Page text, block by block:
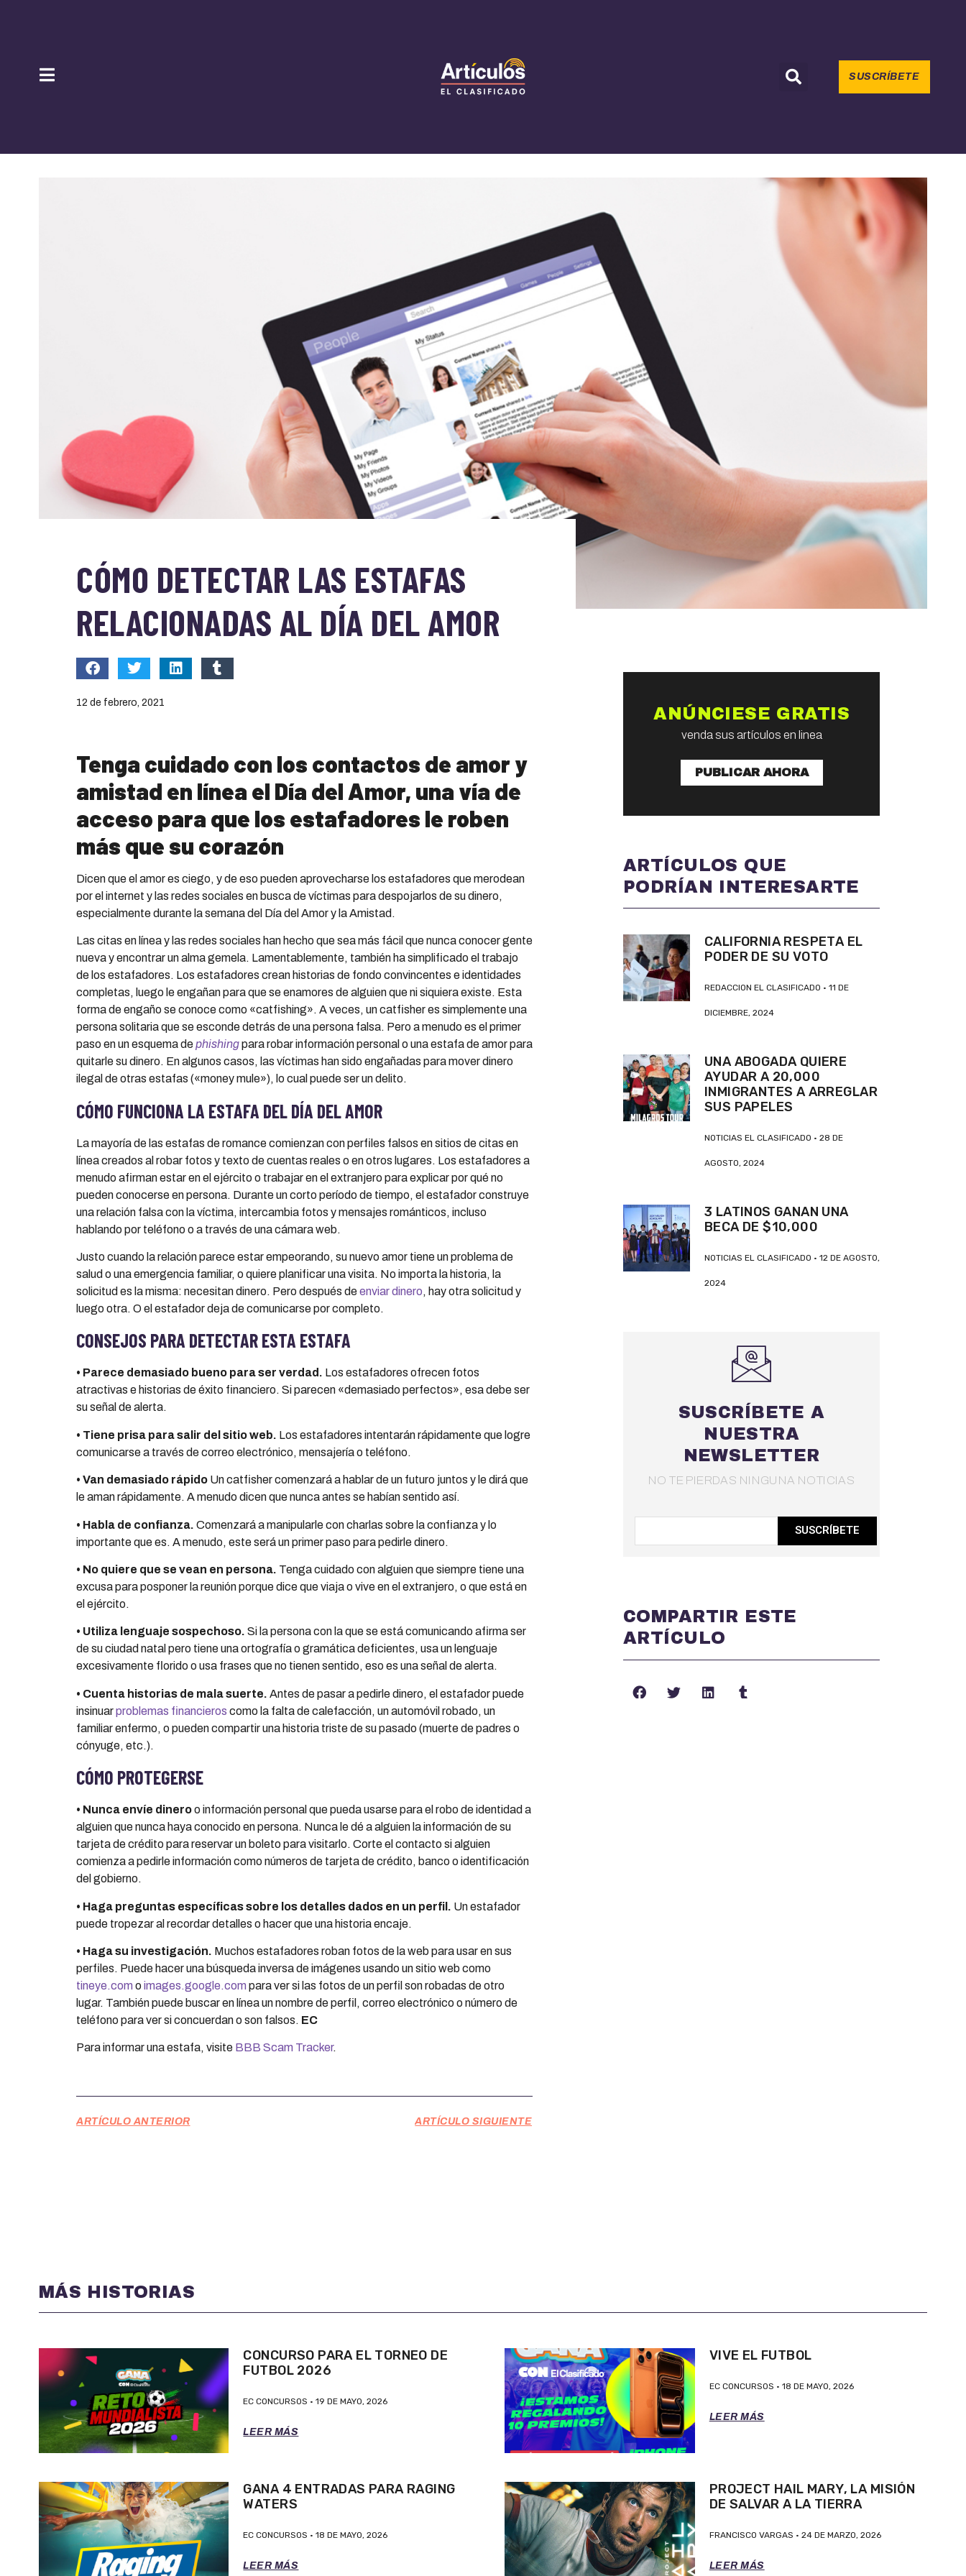
SUSCRÍBETE
CÓMO DETECTAR LAS ESTAFAS
RELACIONADAS AL DÍA DEL AMOR
12 de febrero, 2021
Tenga cuidado con los contactos de amor y
amistad en línea el Día del Amor, una vía de
acceso para que los estafadores le roben
más que su corazón
Dicen que el amor es ciego, y de eso pueden aprovecharse los estafadores que merodean
por el internet y las redes sociales en busca de víctimas para despojarlos de su dinero,
especialmente durante la semana del Día del Amor y la Amistad.
Las citas en línea y las redes sociales han hecho que sea más fácil que nunca conocer gente
nueva y encontrar un alma gemela. Lamentablemente, también ha simplificado el trabajo
de los estafadores. Los estafadores crean historias de fondo convincentes e identidades
completas, luego le engañan para que se enamores de alguien que ni siquiera existe. Esta
forma de engaño se conoce como «catfishing». A veces, un catfisher es simplemente una
persona solitaria que se esconde detrás de una persona falsa. Pero a menudo es el primer
paso en un esquema dephishingpara robar información personal o una estafa de amor para
quitarle su dinero. En algunos casos, las víctimas han sido engañadas para mover dinero
ilegal de otras estafas («money mule»), lo cual puede ser un delito.
CÓMO FUNCIONA LA ESTAFA DEL DÍA DEL AMOR
La mayoría de las estafas de romance comienzan con perfiles falsos en sitios de citas en
línea creados al robar fotos y texto de cuentas reales o en otros lugares. Los estafadores a
menudo afirman estar en el ejército o trabajar en el extranjero para explicar por qué no
pueden conocerse en persona. Durante un corto período de tiempo, el estafador construye
una relación falsa con la víctima, intercambia fotos y mensajes románticos, incluso
hablando por teléfono o a través de una cámara web.
Justo cuando la relación parece estar empeorando, su nuevo amor tiene un problema de
salud o una emergencia familiar, o quiere planificar una visita. No importa la historia, la
solicitud es la misma: necesitan dinero. Pero después deenviar dinero, hay otra solicitud y
luego otra. O el estafador deja de comunicarse por completo.
CONSEJOS PARA DETECTAR ESTA ESTAFA
• Parece demasiado bueno para ser verdad. Los estafadores ofrecen fotos
atractivas e historias de éxito financiero. Si parecen «demasiado perfectos», esa debe ser
su señal de alerta.
• Tiene prisa para salir del sitio web. Los estafadores intentarán rápidamente que logre
comunicarse a través de correo electrónico, mensajería o teléfono.
• Van demasiado rápido Un catfisher comenzará a hablar de un futuro juntos y le dirá que
le aman rápidamente. A menudo dicen que nunca antes se habían sentido así.
• Habla de confianza. Comenzará a manipularle con charlas sobre la confianza y lo
importante que es. A menudo, este será un primer paso para pedirle dinero.
• No quiere que se vean en persona. Tenga cuidado con alguien que siempre tiene una
excusa para posponer la reunión porque dice que viaja o vive en el extranjero, o que está en
el ejército.
• Utiliza lenguaje sospechoso. Si la persona con la que se está comunicando afirma ser
de su ciudad natal pero tiene una ortografía o gramática deficientes, usa un lenguaje
excesivamente florido o usa frases que no tienen sentido, eso es una señal de alerta.
• Cuenta historias de mala suerte. Antes de pasar a pedirle dinero, el estafador puede
insinuarproblemas financieros como la falta de calefacción, un automóvil robado, un
familiar enfermo, o pueden compartir una historia triste de su pasado (muerte de padres o
cónyuge, etc.).
CÓMO PROTEGERSE
• Nunca envíe dineroo información personal que pueda usarse para el robo de identidad a
alguien que nunca haya conocido en persona. Nunca le dé a alguien la información de su
tarjeta de crédito para reservar un boleto para visitarlo. Corte el contacto si alguien
comienza a pedirle información como números de tarjeta de crédito, banco o identificación
del gobierno.
• Haga preguntas específicas sobre los detalles dados en un perfil. Un estafador
puede tropezar al recordar detalles o hacer que una historia encaje.
• Haga su investigación. Muchos estafadores roban fotos de la web para usar en sus
perfiles. Puede hacer una búsqueda inversa de imágenes usando un sitio web como
tineye.com oimages.google.com para ver si las fotos de un perfil son robadas de otro
lugar. También puede buscar en línea un nombre de perfil, correo electrónico o número de
teléfono para ver si concuerdan o son falsos. EC
Para informar una estafa, visite BBB Scam Tracker.
ARTÍCULO ANTERIOR ARTÍCULO SIGUIENTE
ANÚNCIESE GRATIS
venda sus artículos en linea
PUBLICAR AHORA
ARTÍCULOS QUE
PODRÍAN INTERESARTE
CALIFORNIA RESPETA EL
PODER DE SU VOTO
REDACCION EL CLASIFICADO 11 DE
DICIEMBRE, 2024
UNA ABOGADA QUIERE
AYUDAR A 20,000
INMIGRANTES A ARREGLAR
SUS PAPELES
NOTICIAS EL CLASIFICADO 28 DE
AGOSTO, 2024
3 LATINOS GANAN UNA
BECA DE $10,000
NOTICIAS EL CLASIFICADO 12 DE AGOSTO,
2024
SUSCRÍBETE A
NUESTRA
NEWSLETTER
NO TE PIERDAS NINGUNA NOTICIAS
SUSCRÍBETE
COMPARTIR ESTE
ARTÍCULO
MÁS HISTORIAS
CONCURSO PARA EL TORNEO DE
FUTBOL 2026
EC CONCURSOS 19 DE MAYO, 2026
LEER MÁS
VIVE EL FUTBOL
EC CONCURSOS 18 DE MAYO, 2026
LEER MÁS
GANA 4 ENTRADAS PARA RAGING
WATERS
EC CONCURSOS 18 DE MAYO, 2026
LEER MÁS
PROJECT HAIL MARY, LA MISIÓN
DE SALVAR A LA TIERRA
FRANCISCO VARGAS 24 DE MARZO, 2026
LEER MÁS